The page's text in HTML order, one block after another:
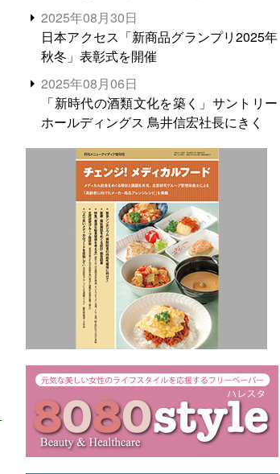
2025年08月30日
日本アクセス「新商品グランプリ2025年
秋冬」表彰式を開催
2025年08月06日
「新時代の酒類文化を築く」サントリー
ホールディングス 鳥井信宏社長にきく